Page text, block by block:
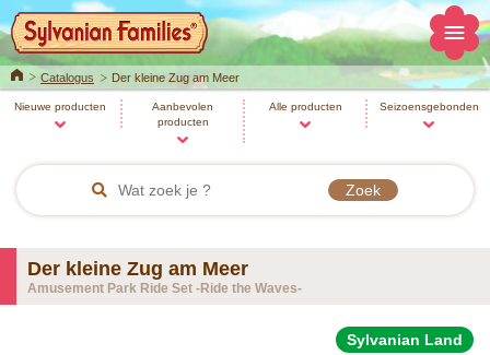
HomeCatalogus Der kleine Zug am Meer
Nieuwe producten
Aanbevolen
producten
Alle producten Seizoensgebonden
Der kleine Zug am Meer
Amusement Park Ride Set -Ride the Waves-
Sylvanian Land